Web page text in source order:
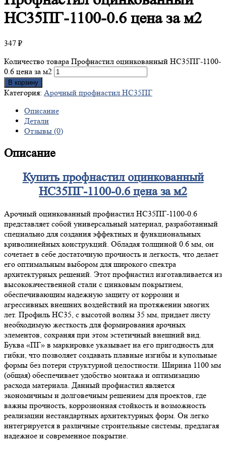
НС35ПГ-1100-0.6 цена за м2
347 ₽
Количество товара Профнастил оцинкованный НС35ПГ-1100-
0.6 цена за м2
В корзину
Категория: Арочный профнастил НС35ПГ
Описание
Детали
Отзывы (0)
Описание
Купить профнастил оцинкованный
НС35ПГ-1100-0.6 цена за м2
Арочный оцинкованный профнастил НС35ПГ-1100-0.6
представляет собой универсальный материал, разработанный
специально для создания эффектных и функциональных
криволинейных конструкций. Обладая толщиной 0.6 мм, он
сочетает в себе достаточную прочность и легкость, что делает
его оптимальным выбором для широкого спектра
архитектурных решений. Этот профнастил изготавливается из
высококачественной стали с цинковым покрытием,
обеспечивающим надежную защиту от коррозии и
агрессивных внешних воздействий на протяжении многих
лет. Профиль НС35, с высотой волны 35 мм, придает листу
необходимую жесткость для формирования арочных
элементов, сохраняя при этом эстетичный внешний вид.
Буква «ПГ» в маркировке указывает на его пригодность для
гибки, что позволяет создавать плавные изгибы и купольные
формы без потери структурной целостности. Ширина 1100 мм
(общая) обеспечивает удобство монтажа и оптимизацию
расхода материала. Данный профнастил является
экономичным и долговечным решением для проектов, где
важны прочность, коррозионная стойкость и возможность
реализации нестандартных архитектурных форм. Он легко
интегрируется в различные строительные системы, предлагая
надежное и современное покрытие.